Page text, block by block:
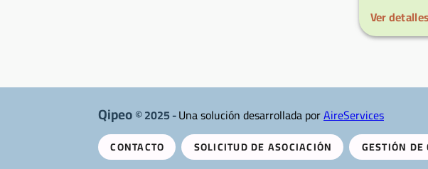
Ver detalles
Qipeo© 2025 -Una solución desarrollada porAireServices
CONTACTO SOLICITUD DE ASOCIACIÓN GESTIÓN DE